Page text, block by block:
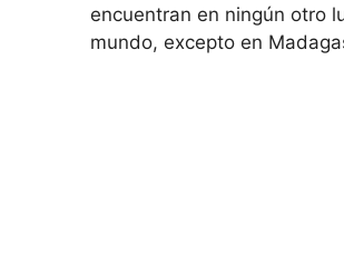
encuentran en ningún otro
mundo, excepto en